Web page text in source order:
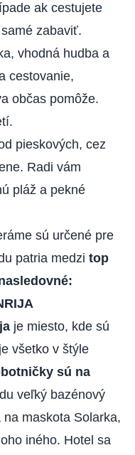
ak cestujete
zabaviť.
, vhodná hudba a
cestovanie,
občas pomôže.
pieskových, cez
Radi vám
pláž a pekné
sú určené pre
patria medzi top
je miesto, kde sú
všetko v štýle
sú na
veľký bazénový
maskota Solarka,
iného. Hotel sa